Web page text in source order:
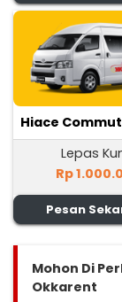
Hiace
Lepas
Rp
Pesan
Mohon Di
Okkarent